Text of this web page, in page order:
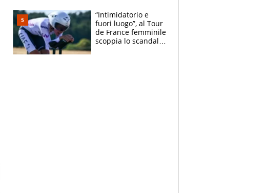
e Skerl
“Intimidatorio e
fuori luogo”, al Tour
de France femminile
scoppia lo scandalo: